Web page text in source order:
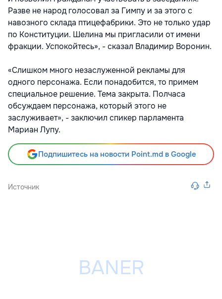
Разве не народ голосовал за Гимпу и за этого с
навозного склада птицефабрики. Это не только удар
по Конституции. Шелина мы пригласили от имени
фракции. Успокойтесь», - сказал Владимир Воронин.
«Слишком много незаслуженной рекламы для
одного персонажа. Если понадобится, то примем
специальное решение. Тема закрыта. Полчаса
обсуждаем персонажа, который этого не
заслуживает», - заключил спикер парламента
Мариан Лупу.
Подпишитесь на новости Point.md в Google
Источник